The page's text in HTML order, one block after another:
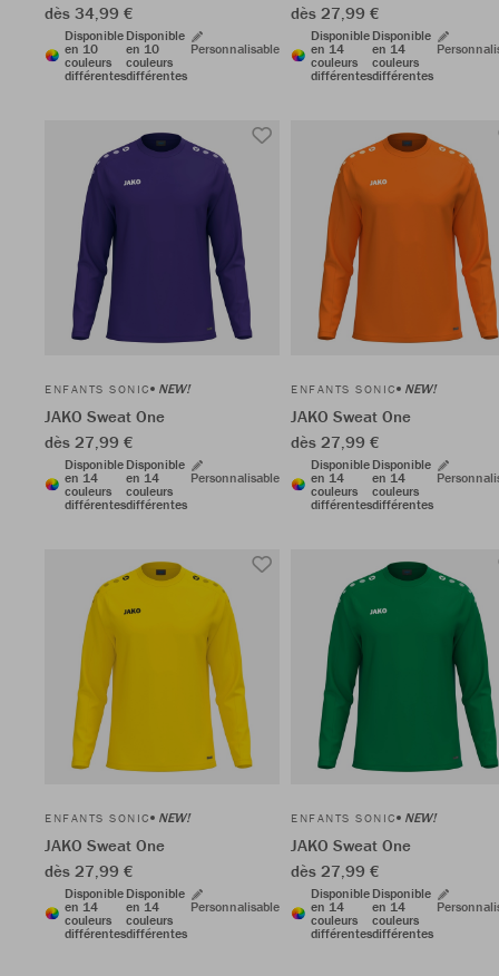
dès 34,99 €
Disponible
en 10
couleurs
différentes
Disponible
en 10
couleurs
différentes
Personnalisable
dès 27,99 €
Disponible
en 14
couleurs
différentes
Disponible
en 14
couleurs
différentes
ENFANTS SONIC NEW!
JAKO Sweat One
dès 27,99 €
Disponible
en 14
couleurs
différentes
Disponible
en 14
couleurs
différentes
Personnalisable
ENFANTS SONIC NEW!
JAKO Sweat One
dès 27,99 €
Disponible
en 14
couleurs
différentes
Disponible
en 14
couleurs
différentes
ENFANTS SONIC NEW!
JAKO Sweat One
dès 27,99 €
Disponible
en 14
couleurs
différentes
Disponible
en 14
couleurs
différentes
Personnalisable
ENFANTS SONIC NEW!
JAKO Sweat One
dès 27,99 €
Disponible
en 14
couleurs
différentes
Disponible
en 14
couleurs
différentes